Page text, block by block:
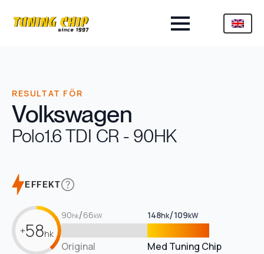
RESULTAT FÖR
Volkswagen
Polo1.6 TDI CR - 90HK
EFFEKT
+58hk
90hk/66kW 148hk/109kW
Original Med Tuning Chip